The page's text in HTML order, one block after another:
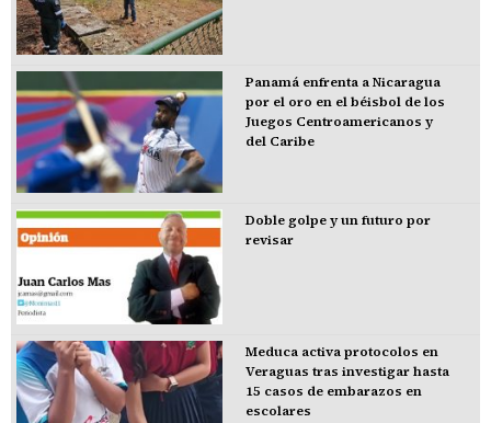
Panamá enfrenta a Nicaragua
por el oro en el béisbol de los
Juegos Centroamericanos y
del Caribe
Doble golpe y un futuro por
revisar
Meduca activa protocolos en
Veraguas tras investigar hasta
15 casos de embarazos en
escolares